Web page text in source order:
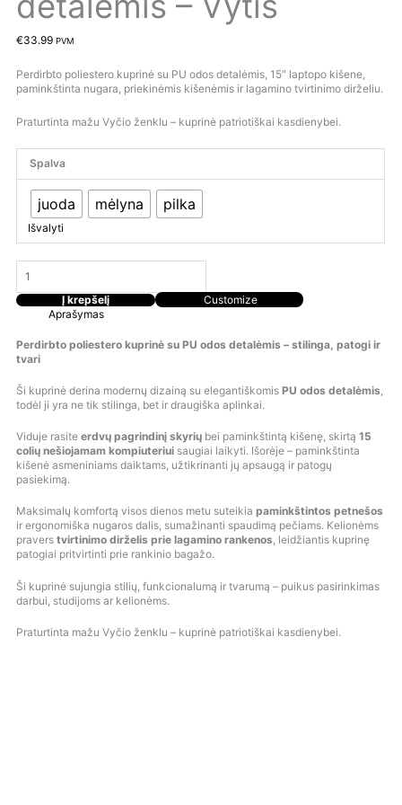
€33.99 PVM
Perdirbto poliestero kuprinė su PU odos detalėmis, 15″ laptopo kišene,
paminkštinta nugara, priekinėmis kišenėmis ir lagamino tvirtinimo dirželiu.
Praturtinta mažu Vyčio ženklu – kuprinė patriotiškai kasdienybei.
Spalva
juoda mėlyna pilka
Išvalyti
Į krepšelį
Customize
Aprašymas
Perdirbto poliestero kuprinė su PU odos detalėmis – stilinga, patogi ir
tvari
Ši kuprinė derina modernų dizainą su elegantiškomisPU odos detalėmis
todėl ji yra ne tik stilinga, bet ir draugiška aplinkai.
Viduje rasiteerdvų pagrindinį skyrių bei paminkštintą kišenę, skirtą15
colių nešiojamam kompiuteriui saugiai laikyti. Išorėje – paminkštinta
kišenė asmeniniams daiktams, užtikrinanti jų apsaugą ir patogų
pasiekimą.
Maksimalų komfortą visos dienos metu suteikiapaminkštintos petnešos
ir ergonomiška nugaros dalis, sumažinanti spaudimą pečiams. Kelionėms
praverstvirtinimo dirželis prie lagamino rankenos, leidžiantis kuprinę
patogiai pritvirtinti prie rankinio bagažo.
Ši kuprinė sujungia stilių, funkcionalumą ir tvarumą – puikus pasirinkimas
darbui, studijoms ar kelionėms.
Praturtinta mažu Vyčio ženklu – kuprinė patriotiškai kasdienybei.